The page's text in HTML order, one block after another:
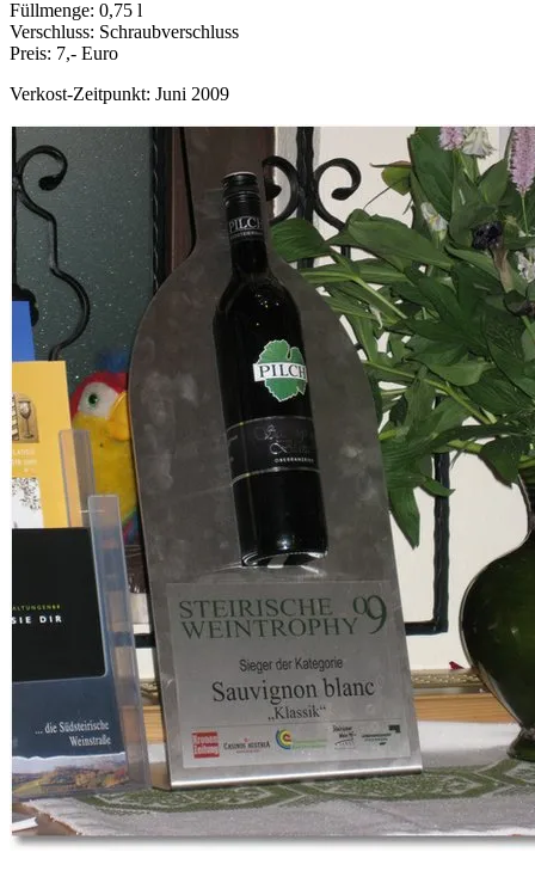
Füllmenge: 0,75 l
Verschluss: Schraubverschluss
Preis: 7,- Euro
Verkost-Zeitpunkt: Juni 2009